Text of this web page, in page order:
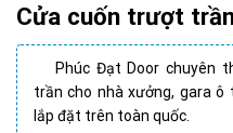
Cửa cuốn trượt
Phúc Đạt Door chuyên
trần cho nhà xưởng, gara ô
lắp đặt trên toàn quốc.